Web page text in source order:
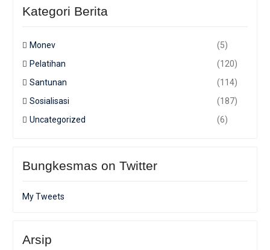
Kategori Berita
Monev
(5)
Pelatihan
(120)
Santunan
(114)
Sosialisasi
(187)
Uncategorized
(6)
Bungkesmas on Twitter
My Tweets
Arsip